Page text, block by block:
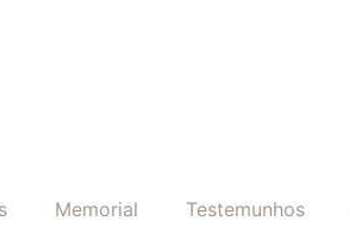
Memorial Testemunhos